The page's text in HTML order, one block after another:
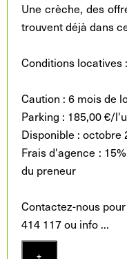
Une crèche, des
trouvent déjà dans
Conditions locatives :
Caution : 6 mois de
Parking : 185,00 €/
Disponible : octobre
Frais d'agence :
du preneur
Contactez-nous
414 117 ou info ...
+